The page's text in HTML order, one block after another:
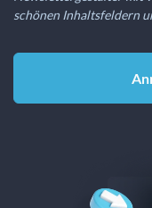
schönen Inhaltsfeldern